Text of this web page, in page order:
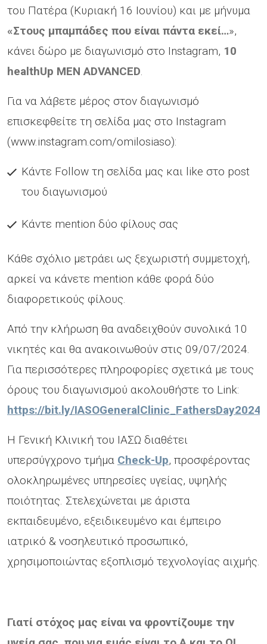
του Πατέρα (Κυριακή 16 Ιουνίου) και με μήνυμα
«Στους μπαμπάδες που είναι πάντα εκεί…»,
κάνει δώρο με διαγωνισμό στο Instagram, 10
healthUp MEN ADVANCED.
Για να λάβετε μέρος στον διαγωνισμό
επισκεφθείτε τη σελίδα μας στο Instagram
(www.instagram.com/omilosiaso):
Κάντε Follow τη σελίδα μας και like στο post
του διαγωνισμού
Κάντε mention δύο φίλους σας
Κάθε σχόλιο μετράει ως ξεχωριστή συμμετοχή,
αρκεί να κάνετε mention κάθε φορά δύο
διαφορετικούς φίλους.
Από την κλήρωση θα αναδειχθούν συνολικά 10
νικητές και θα ανακοινωθούν στις 09/07/2024.
Για περισσότερες πληροφορίες σχετικά με τους
όρους του διαγωνισμού ακολουθήστε το Link:
https://bit.ly/IASOGeneralClinic_FathersDay2024
H Γενική Κλινική του ΙΑΣΩ διαθέτει
υπερσύγχρονο τμήμα Check-Up, προσφέροντας
ολοκληρωμένες υπηρεσίες υγείας, υψηλής
ποιότητας. Στελεχώνεται με άριστα
εκπαιδευμένο, εξειδικευμένο και έμπειρο
ιατρικό & νοσηλευτικό προσωπικό,
χρησιμοποιώντας εξοπλισμό τεχνολογίας αιχμής.
Γιατί στόχος μας είναι να φροντίζουμε την